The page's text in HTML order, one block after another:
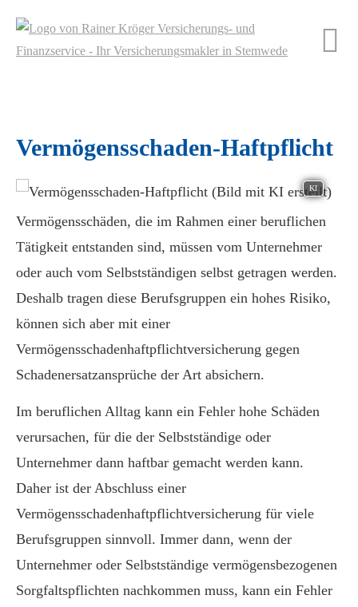
Vermögensschaden-Haft­pflicht
KI
Vermögensschäden, die im Rahmen einer beruflichen
Tätigkeit entstanden sind, müssen vom Unternehmer
oder auch vom Selbstständigen selbst getragen werden.
Deshalb tragen diese Berufsgruppen ein hohes Risiko,
können sich aber mit einer
Vermögensschadenhaftpflichtversicherung gegen
Schadenersatzansprüche der Art absichern.
Im beruflichen Alltag kann ein Fehler hohe Schäden
verursachen, für die der Selbstständige oder
Unternehmer dann haftbar gemacht werden kann.
Daher ist der Abschluss einer
Vermögensschadenhaftpflichtversicherung für viele
Berufsgruppen sinnvoll. Immer dann, wenn der
Unternehmer oder Selbstständige vermögensbezogenen
Sorgfaltspflichten nachkommen muss, kann ein Fehler